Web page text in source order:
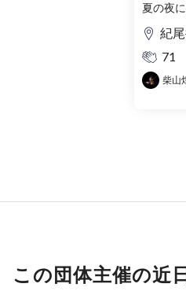
夏の夜
紀尾井
71
柴山
この団体主催の近